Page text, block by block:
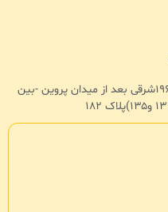
آدرس :تهران -تهرانپارس-خیابان ۱۹۶شرقی بعد از میدان پروین -بین